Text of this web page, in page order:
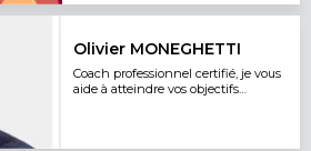
Olivier MONEGHETTI
Coach professionnel certifié, je vous
aide à atteindre vos objectifs